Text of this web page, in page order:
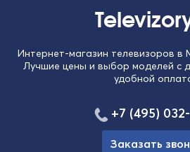
Интернет-магазин телевизоров в
Лучшие цены и выбор моделей с
удобной
+7 (495)
Заказать